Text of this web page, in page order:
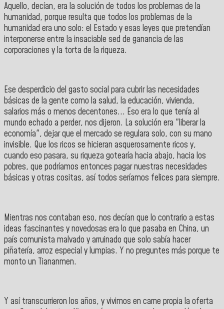
Aquello, decían, era la solución de todos los problemas de la
humanidad, porque resulta que todos los problemas de la
humanidad era uno solo: el Estado y esas leyes que pretendían
interponerse entre la insaciable sed de ganancia de las
corporaciones y la torta de la riqueza.
Ese desperdicio del gasto social para cubrir las necesidades
básicas de la gente como la salud, la educación, vivienda,
salarios más o menos decentones... Eso era lo que tenía al
mundo echado a perder, nos dijeron. La solución era "liberar la
economía", dejar que el mercado se regulara solo, con su mano
invisible. Que los ricos se hicieran asquerosamente ricos y,
cuando eso pasara, su riqueza gotearía hacia abajo, hacia los
pobres, que podríamos entonces pagar nuestras necesidades
básicas y otras cositas, así todos seríamos felices para siempre.
Mientras nos contaban eso, nos decían que lo contrario a estas
ideas fascinantes y novedosas era lo que pasaba en China, un
país comunista malvado y arruinado que solo sabía hacer
piñatería, arroz especial y lumpias. Y no preguntes más porque te
monto un Tiananmen.
Y así transcurrieron los años, y vivimos en carne propia la oferta